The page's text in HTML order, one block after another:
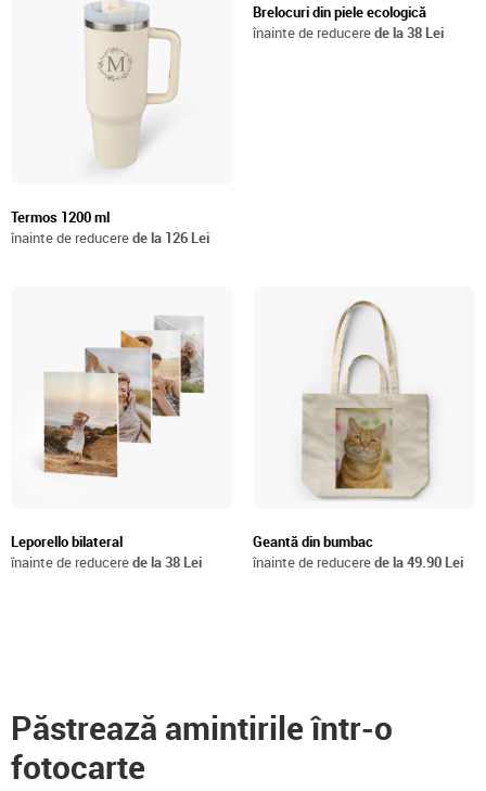
Termos 1200 ml
înainte de reducerede la 126 Lei
Brelocuri din piele ecologică
înainte de reducerede la 38 Lei
Leporello bilateral
înainte de reducerede la 38 Lei
Geantă din bumbac
înainte de reducerede la 49.90 Lei
Păstrează amintirile într-o
fotocarte